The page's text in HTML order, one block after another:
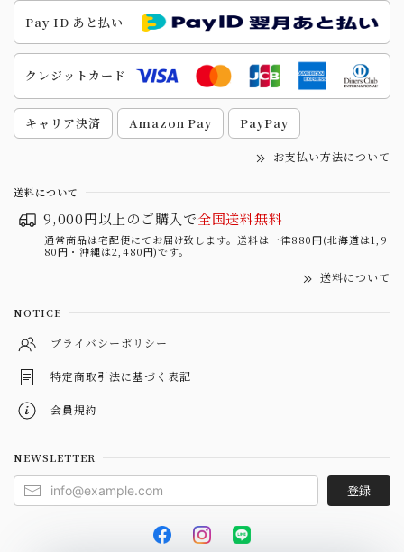
Pay ID あと払い
クレジットカード
キャリア決済 Amazon Pay PayPay
お支払い方法について
送料について
9,000円以上のご購入で全国送料無料
通常商品は宅配便にてお届け致します。送料は一律880円(北海道は1,9
80円・沖縄は2,480円)です。
送料について
NOTICE
プライバシーポリシー
特定商取引法に基づく表記
会員規約
NEWSLETTER
登録